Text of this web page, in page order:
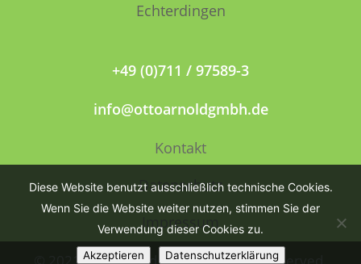
Echterdingen
+49 (0)711 / 97589-3
info@ottoarnoldgmbh.de
Kontakt
Datenschutz
Impressum
Diese Website benutzt ausschließlich technische Cookies.
Wenn Sie die Website weiter nutzen, stimmen Sie der
Verwendung dieser Cookies zu.
Akzeptieren Datenschutzerklärung